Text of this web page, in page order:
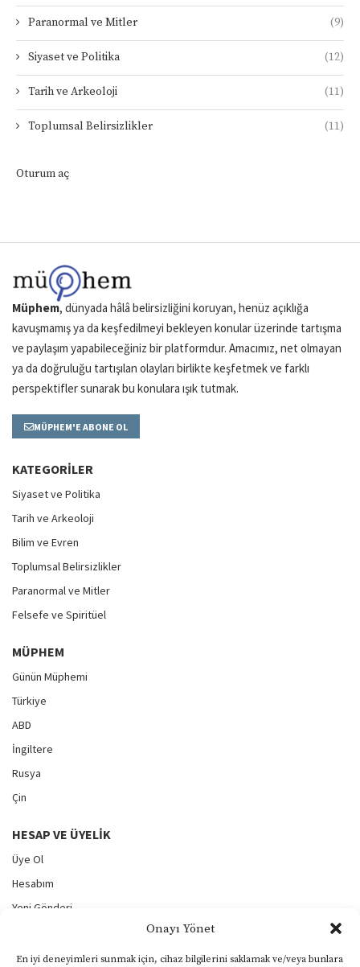
Onayı Yönet
En iyi deneyimleri sunmak için, cihaz bilgilerini saklamak ve/veya bunlara
Paranormal ve Mitler (9)
Siyaset ve Politika (12)
Tarih ve Arkeoloji (11)
Toplumsal Belirsizlikler (11)
Oturum aç
Müphem, dünyada hâlâ belirsizliğini koruyan, henüz açıklığa
kavuşmamış ya da keşfedilmeyi bekleyen konular üzerinde tartışma
ve paylaşım yapabileceğiniz bir platformdur. Amacımız, net olmayan
ya da doğruluğu tartışılan olayları birlikte keşfetmek ve farklı
perspektifler sunarak bu konulara ışık tutmak.
MÜPHEM'E ABONE OL
KATEGORILER
Siyaset ve Politika
Tarih ve Arkeoloji
Bilim ve Evren
Toplumsal Belirsizlikler
Paranormal ve Mitler
Felsefe ve Spiritüel
MÜPHEM
Günün Müphemi
Türkiye
ABD
İngiltere
Rusya
Çin
HESAP VE ÜYELIK
Üye Ol
Hesabım
Yeni Gönderi
Şifremi Unuttum